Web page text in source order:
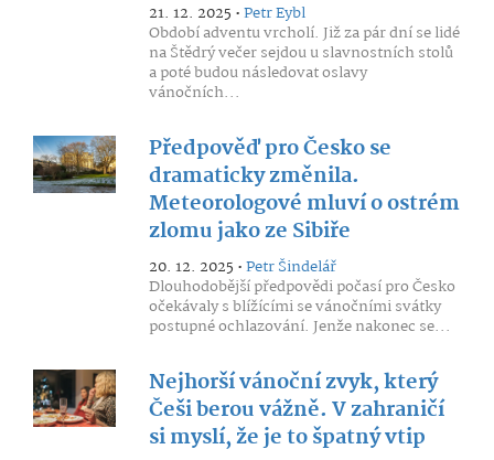
21. 12. 2025 •Petr Eybl
Období adventu vrcholí. Již za pár dní se lidé
na Štědrý večer sejdou u slavnostních stolů
a poté budou následovat oslavy
vánočních...
Předpověď pro Česko se
dramaticky změnila.
Meteorologové mluví o ostrém
zlomu jako ze Sibiře
20. 12. 2025 •Petr Šindelář
Dlouhodobější předpovědi počasí pro Česko
očekávaly s blížícími se vánočními svátky
postupné ochlazování. Jenže nakonec se...
Nejhorší vánoční zvyk, který
Češi berou vážně. V zahraničí
si myslí, že je to špatný vtip